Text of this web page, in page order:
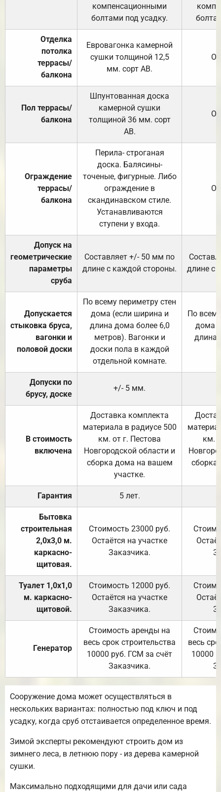
компенсационными
болтами под усадку.
Отделка
потолка
террасы/
балкона
Евровагонка камерной
сушки толщиной 12,5
мм. сорт АВ.
Пол террасы/
балкона
Шпунтованная доска
камерной сушки
толщиной 36 мм. сорт
АВ.
Ограждение
террасы/
балкона
Перила- строганая
доска. Балясины-
точеные, фигурные. Либо
ограждение в
скандинавском стиле.
Устанавливаются
ступени у входа.
Допуск на
геометрические
параметры
сруба
Составляет +/- 50 мм по
длине с каждой стороны.
длине с
Допускается
стыковка бруса,
вагонки и
половой доски
По всему периметру стен
дома (если ширина и
длина дома более 6,0
метров). Вагонки и
доски пола в каждой
отдельной комнате.
По
дома
длина
Допуски по
брусу, доске
+/- 5 мм.
В стоимость
включена
Доставка комплекта
материала в радиусе 500
км. от г. Пестова
Новгородской области и
сборка дома на вашем
участке.
км.
Гарантия 5 лет.
Бытовка
строительная
2,0х3,0 м.
каркасно-
щитовая.
Стоимость 23000 руб.
Остаётся на участке
Заказчика.
Туалет 1,0х1,0
м. каркасно-
щитовой.
Стоимость 12000 руб.
Остаётся на участке
Заказчика.
Генератор
Стоимость аренды на
весь срок строительства
10000 руб. ГСМ за счёт
Заказчика.
весь
10000
Сооружение дома может осуществляться в
нескольких вариантах: полностью под ключ и под
усадку, когда сруб отстаивается определенное время.
Зимой эксперты рекомендуют строить дом из
зимнего леса, в летнюю пору - из дерева камерной
сушки.
Максимально подходящими для дачи или сада